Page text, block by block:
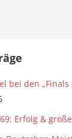
bei den „Finals
Erfolg &